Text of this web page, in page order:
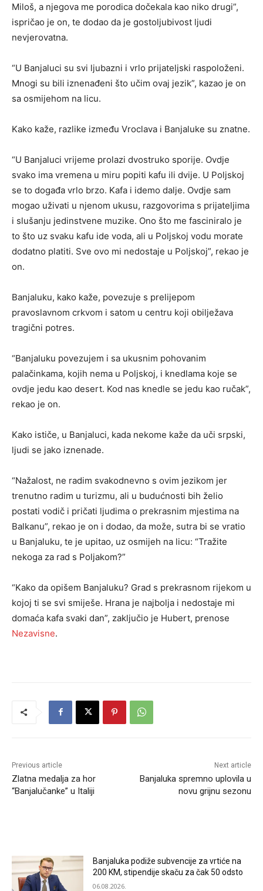
Miloš, a njegova me porodica dočekala kao niko drugi”,
ispričao je on, te dodao da je gostoljubivost ljudi
nevjerovatna.
“U Banjaluci su svi ljubazni i vrlo prijateljski raspoloženi.
Mnogi su bili iznenađeni što učim ovaj jezik”, kazao je on
sa osmijehom na licu.
Kako kaže, razlike između Vroclava i Banjaluke su znatne.
“U Banjaluci vrijeme prolazi dvostruko sporije. Ovdje
svako ima vremena u miru popiti kafu ili dvije. U Poljskoj
se to događa vrlo brzo. Kafa i idemo dalje. Ovdje sam
mogao uživati u njenom ukusu, razgovorima s prijateljima
i slušanju jedinstvene muzike. Ono što me fasciniralo je
to što uz svaku kafu ide voda, ali u Poljskoj vodu morate
dodatno platiti. Sve ovo mi nedostaje u Poljskoj”, rekao je
on.
Banjaluku, kako kaže, povezuje s prelijepom
pravoslavnom crkvom i satom u centru koji obilježava
tragični potres.
“Banjaluku povezujem i sa ukusnim pohovanim
palačinkama, kojih nema u Poljskoj, i knedlama koje se
ovdje jedu kao desert. Kod nas knedle se jedu kao ručak”,
rekao je on.
Kako ističe, u Banjaluci, kada nekome kaže da uči srpski,
ljudi se jako iznenade.
“Nažalost, ne radim svakodnevno s ovim jezikom jer
trenutno radim u turizmu, ali u budućnosti bih želio
postati vodič i pričati ljudima o prekrasnim mjestima na
Balkanu”, rekao je on i dodao, da može, sutra bi se vratio
u Banjaluku, te je upitao, uz osmijeh na licu: “Tražite
nekoga za rad s Poljakom?”
“Kako da opišem Banjaluku? Grad s prekrasnom rijekom u
kojoj ti se svi smiješe. Hrana je najbolja i nedostaje mi
domaća kafa svaki dan”, zaključio je Hubert, prenose
Nezavisne.
Previous article
Zlatna medalja za hor
“Banjalučanke” u Italiji
Next article
Banjaluka spremno uplovila u
novu grijnu sezonu
Banjaluka podiže subvencije za vrtiće na
200 KM, stipendije skaču za čak 50 odsto
06.08.2026.